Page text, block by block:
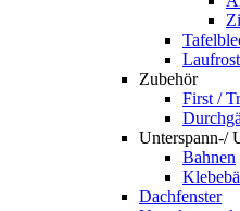
Zubehör
First /
Unterspann-/
Bahnen
Dachfenster